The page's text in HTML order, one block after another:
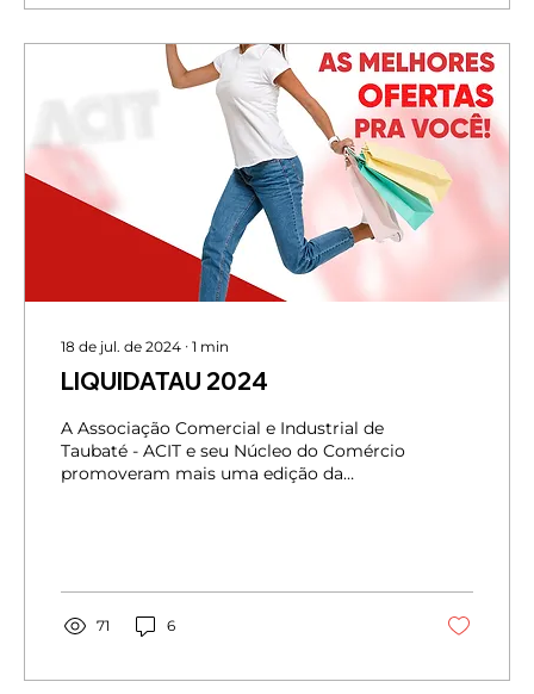
18 de jul. de 2024 ∙ 1 min
LIQUIDATAU 2024
A Associação Comercial e Industrial de
Taubaté - ACIT e seu Núcleo do Comércio
promoveram mais uma edição da
71 6